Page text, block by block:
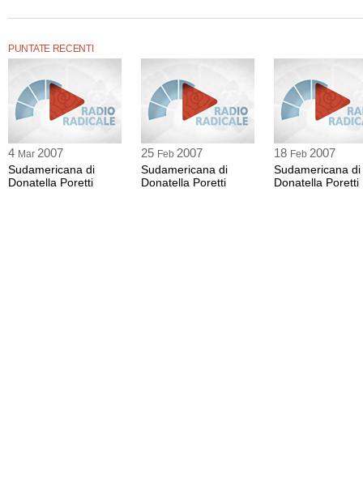
PUNTATE RECENTI
4 Mar 2007
Sudamericana di
Donatella Poretti
25 Feb 2007
Sudamericana di
Donatella Poretti
18 Feb 2007
Sudamericana di
Donatella Poretti